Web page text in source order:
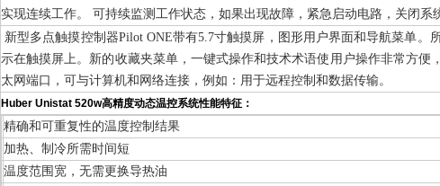
实现连续工作。 可持续监测工作状态，如果出现故障，紧急启动电路，关闭系
新型多点触摸控制器Pilot ONE带有5.7寸触摸屏，图形用户界面和导航菜单。
示在触摸屏上。新的收藏夹菜单，一键式操作和技术术语使用户操作非常方便
太网端口，可与计算机和网络连接，例如：用于远程控制和数据传输。
Huber Unistat 520w高精度动态温控系统性能特征：
精确和可重复性的温度控制结果
加热、制冷所需时间短
温度范围宽，无需更换导热油